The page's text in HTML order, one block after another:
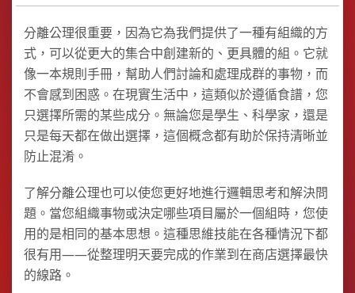
分離公理很重要，因為它為我們提供了一種有組織的方
式，可以從更大的集合中創建新的、更具體的組。它就
像一本規則手冊，幫助人們討論和處理成群的事物，而
不會感到困惑。在現實生活中，這類似於遵循食譜，您
只選擇所需的某些成分。無論您是學生、科學家，還是
只是每天都在做出選擇，這個概念都有助於保持清晰並
防止混淆。
了解分離公理也可以使您更好地進行邏輯思考和解決問
題。當您組織事物或決定哪些項目屬於一個組時，您使
用的是相同的基本思想。這種思維技能在各種情況下都
很有用——從整理明天要完成的作業到在商店選擇最快
的線路。